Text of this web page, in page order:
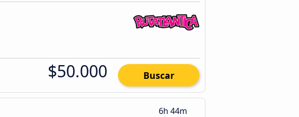
$50.000 Buscar
6h 44m